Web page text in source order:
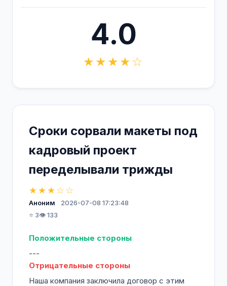
4.0
★★★★☆
Сроки сорвали макеты под
кадровый проект
переделывали трижды
★★★☆☆
Аноним
2026-07-08 17:23:48
⭐ 3👁️ 133
Положительные стороны
---
Отрицательные стороны
Наша компания заключила договор с этим